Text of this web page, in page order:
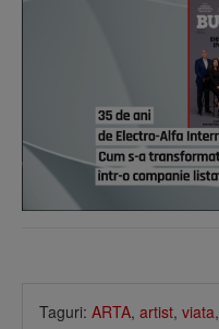
Taguri: ARTA, artist, viata,